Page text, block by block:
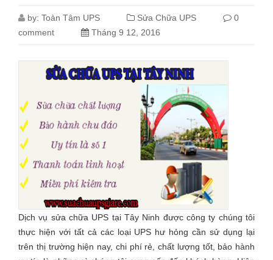
by: Toàn Tâm UPS Sửa Chữa UPS
0
comment
Tháng 9 12, 2016
Dịch vụ sửa chữa UPS tại Tây Ninh được công ty chúng tôi
thực hiện với tất cả các loại UPS hư hỏng cần sử dụng lại
trên thị trường hiện nay, chi phí rẻ, chất lượng tốt, bảo hành